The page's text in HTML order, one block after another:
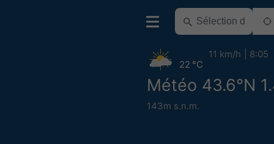
Météo 43.6°N
143m s.n.m.
22 °C
11 km/h 8:05